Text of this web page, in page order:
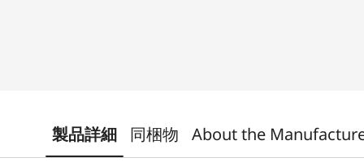
製品詳細 同梱物 About the